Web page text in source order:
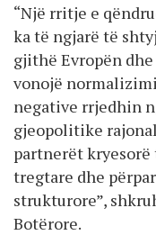
“Një rritje e
ka të ngjarë të
gjithë Evropën
vonojë
negative rrjedhin
gjeopolitike
partnerët
tregtare dhe
strukturore”,
Botërore.